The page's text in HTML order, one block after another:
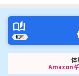
無料
体
Amazonギ